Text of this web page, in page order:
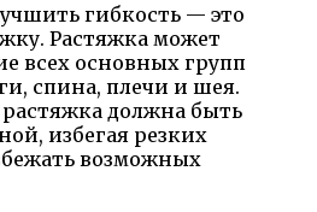
гибкость — это
Растяжка может
всех основных групп
спина, плечи и шея.
должна быть
избегая резких
возможных